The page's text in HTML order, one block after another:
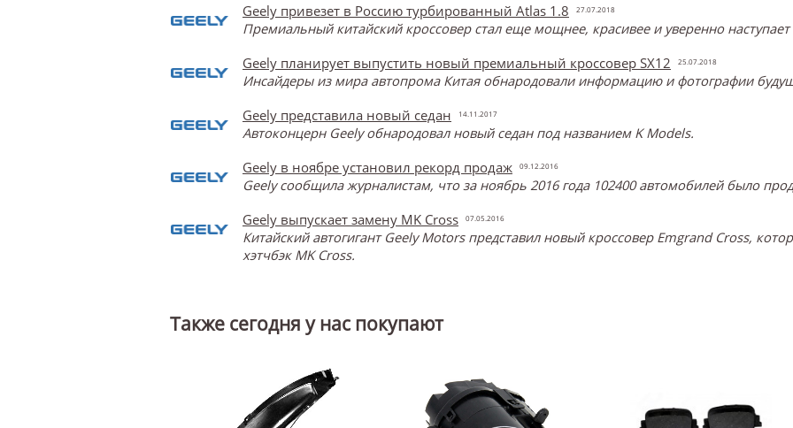
Geely привезет в Россию турбированный Atlas 1.8 27.07.2018
Премиальный китайский кроссовер стал еще мощнее, красивее и уверенно
Geely планирует выпустить новый премиальный кроссовер SX12
25.07.2018
Инсайдеры из мира автопрома Китая обнародовали информацию и фотографии
Geely представила новый седан
14.11.2017
Автоконцерн Geely обнародовал новый седан под названием K Models.
Geely в ноябре установил рекорд продаж
09.12.2016
Geely сообщила журналистам, что за ноябрь 2016 года 102400 автомобилей было
Geely выпускает замену MK Cross
07.05.2016
Китайский автогигант Geely Motors представил новый кроссовер Emgrand Cross,
хэтчбэк MK Cross.
Также сегодня у нас покупают